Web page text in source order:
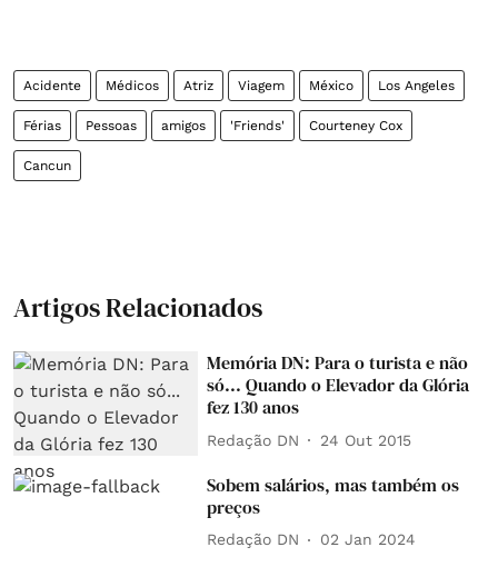
Acidente Médicos Atriz Viagem México Los Angeles
Férias Pessoas amigos 'Friends' Courteney Cox
Cancun
Artigos Relacionados
Memória DN: Para o turista e não
só... Quando o Elevador da Glória
fez 130 anos
Redação DN 24 Out 2015
Sobem salários, mas também os
preços
Redação DN 02 Jan 2024